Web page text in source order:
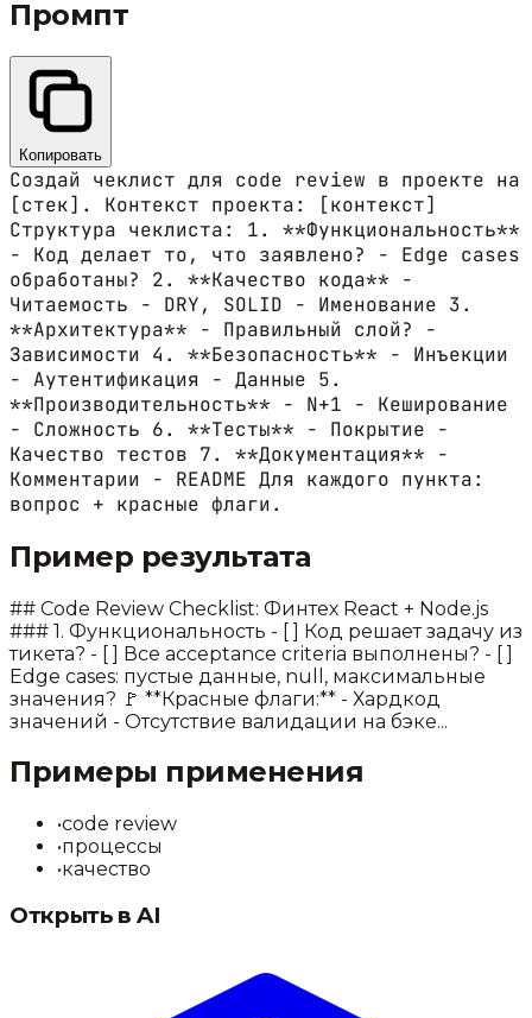
Промпт
Копировать
Создай чеклист для code review в проекте на
[стек]. Контекст проекта: [контекст]
Структура чеклиста: 1. **Функциональность**
- Код делает то, что заявлено? - Edge cases
обработаны? 2. **Качество кода** -
Читаемость - DRY, SOLID - Именование 3.
**Архитектура** - Правильный слой? -
Зависимости 4. **Безопасность** - Инъекции
- Аутентификация - Данные 5.
**Производительность** - N+1 - Кеширование
- Сложность 6. **Тесты** - Покрытие -
Качество тестов 7. **Документация** -
Комментарии - README Для каждого пункта:
вопрос + красные флаги.
Пример результата
## Code Review Checklist: Финтех React + Node.js
### 1. Функциональность - [ ] Код решает задачу из
тикета? - [ ] Все acceptance criteria выполнены? - [ ]
Edge cases: пустые данные, null, максимальные
значения? 🚩 **Красные флаги:** - Хардкод
значений - Отсутствие валидации на бэке...
Примеры применения
•code review
•процессы
•качество
Открыть в AI